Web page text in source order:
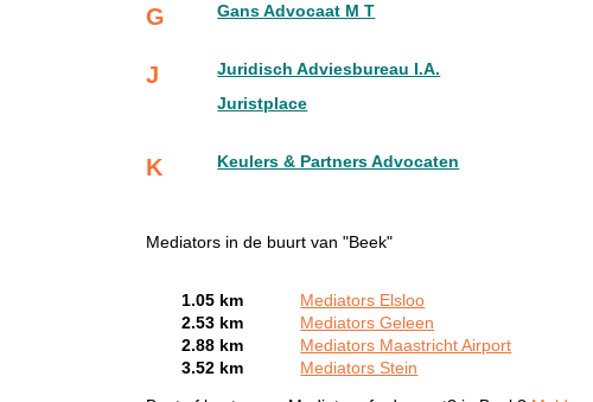
G Gans Advocaat M T
J
Juridisch Adviesbureau I.A.
Juristplace
K Keulers & Partners Advocaten
Mediators in de buurt van "Beek"
1.05 km
Mediators Elsloo
2.53 km
Mediators Geleen
2.88 km
Mediators Maastricht Airport
3.52 km
Mediators Stein